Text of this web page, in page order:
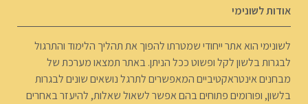
אודות לשונימי
לשונימי הוא אתר ייחודי שמטרתו להפוך את תהליך הלימוד והתרגול
לבגרות בלשון לקל ופשוט ככל הניתן. באתר תמצאו מערכת של
מבחנים אינטראקטיביים המאפשרים לתרגל נושאים שונים לבגרות
בלשון, ופורומים פתוחים בהם אפשר לשאול שאלות, להיעזר באחרים